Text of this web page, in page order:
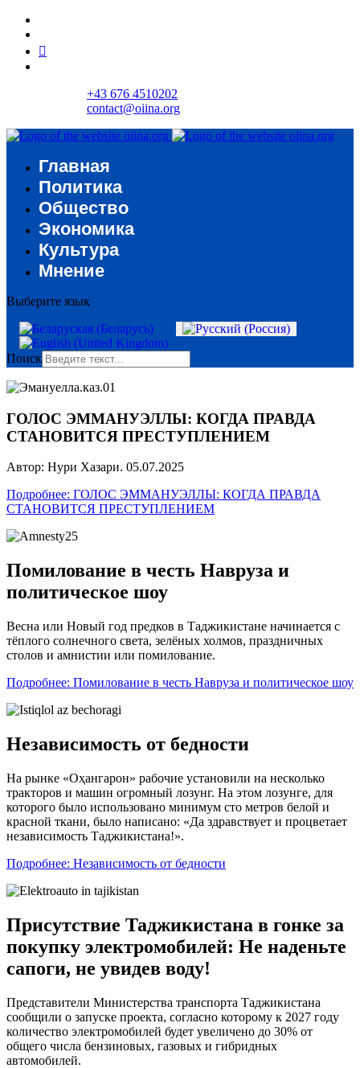
+43 676 4510202
contact@oiina.org
Главная
Политика
Общество
Экономика
Культура
Мнение
Выберите язык
Поиск
ГОЛОС ЭММАНУЭЛЛЫ: КОГДА ПРАВДА
СТАНОВИТСЯ ПРЕСТУПЛЕНИЕМ
Автор: Нури Хазари. 05.07.2025
Подробнее: ГОЛОС ЭММАНУЭЛЛЫ: КОГДА ПРАВДА
СТАНОВИТСЯ ПРЕСТУПЛЕНИЕМ
Помилование в честь Навруза и
политическое шоу
Весна или Новый год предков в Таджикистане начинается с
тёплого солнечного света, зелёных холмов, праздничных
столов и амнистии или помилование.
Подробнее: Помилование в честь Навруза и политическое шоу
Независимость от бедности
На рынке «Оҳангарон» рабочие установили на несколько
тракторов и машин огромный лозунг. На этом лозунге, для
которого было использовано минимум сто метров белой и
красной ткани, было написано: «Да здравствует и процветает
независимость Таджикистана!».
Подробнее: Независимость от бедности
Присутствие Таджикистана в гонке за
покупку электромобилей: Не наденьте
сапоги, не увидев воду!
Представители Министерства транспорта Таджикистана
сообщили о запуске проекта, согласно которому к 2027 году
количество электромобилей будет увеличено до 30% от
общего числа бензиновых, газовых и гибридных
автомобилей.